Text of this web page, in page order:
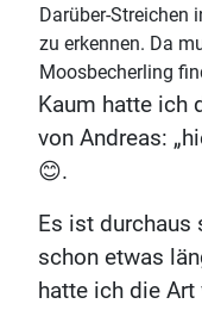
Darüber-Streichen
zu erkennen. Da
Moosbecherling
Kaum hatte ich
von Andreas:
😊.
Es ist durchaus
schon etwas
hatte ich die